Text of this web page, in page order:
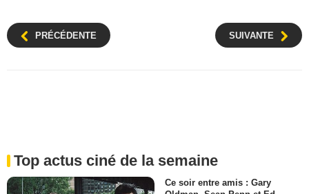
PRÉCÉDENTE SUIVANTE
Top actus ciné de la semaine
Ce soir entre amis : Gary